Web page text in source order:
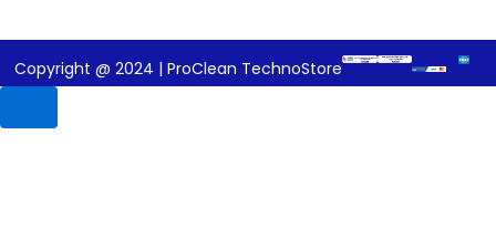
Copyright @ 2024 | ProClean TechnoStore